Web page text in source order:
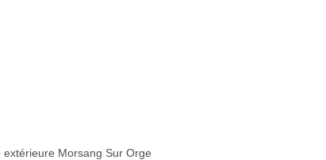
extérieure Morsang Sur Orge